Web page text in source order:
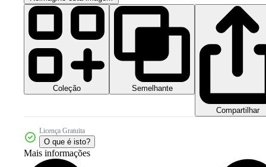
Coleção Semelhante
Compartilhar
Licença Gratuita
O que é isto?
Mais informações